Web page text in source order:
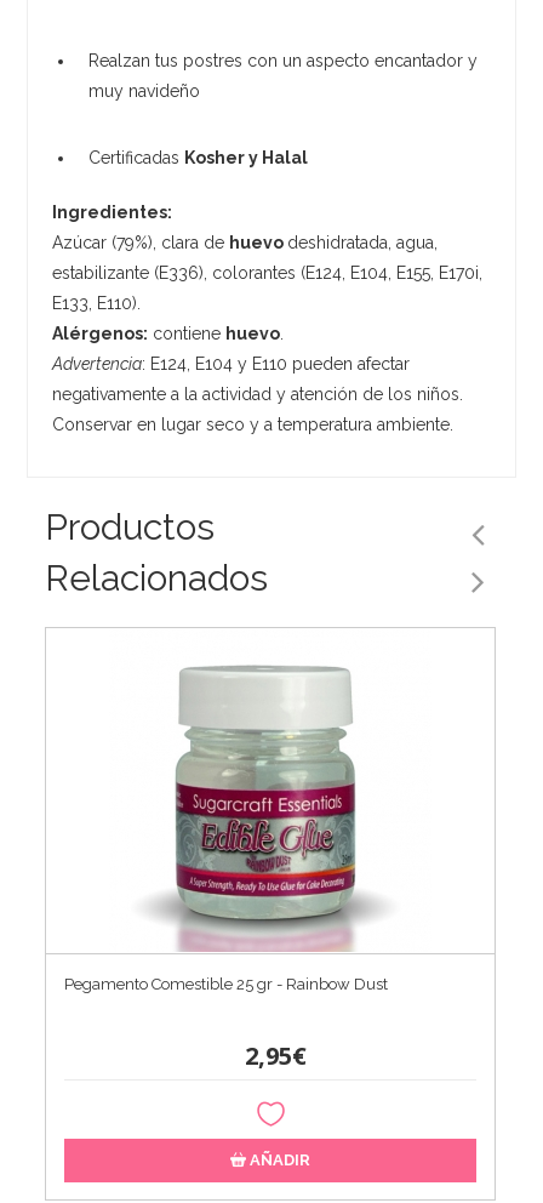
Realzan tus postres con un aspecto encantador y
muy navideño
Certificadas Kosher y Halal
Ingredientes:
Azúcar (79%), clara de huevo deshidratada, agua,
estabilizante (E336), colorantes (E124, E104, E155, E170i,
E133, E110).
Alérgenos: contiene huevo
Advertencia: E124, E104 y E110 pueden afectar
negativamente a la actividad y atención de los niños.
Conservar en lugar seco y a temperatura ambiente.
Productos
Relacionados
Pegamento Comestible 25 gr - Rainbow Dust
2,95€
AÑADIR